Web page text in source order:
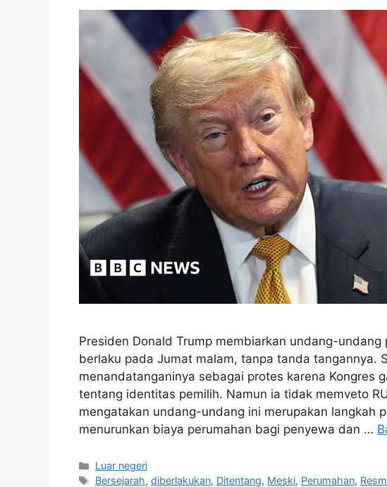
Presiden Donald Trump membiarkan undang-
berlaku pada Jumat malam, tanpa tanda tangannya.
menandatanganinya sebagai protes karena Kongres
tentang identitas pemilih. Namun ia tidak memveto
mengatakan undang-undang ini merupakan langkah
menurunkan biaya perumahan bagi penyewa dan …
Kategori
Luar negeri
Tag
Bersejarah,diberlakukan, Ditentang, Meski, Perumahan,